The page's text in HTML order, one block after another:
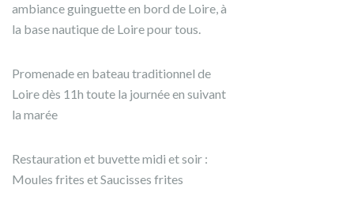
ambiance guinguette en bord de Loire, à
la base nautique de Loire pour tous.
Promenade en bateau traditionnel de
Loire dès 11h toute la journée en suivant
la marée
Restauration et buvette midi et soir :
Moules frites et Saucisses frites